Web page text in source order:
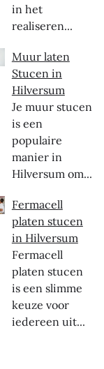
in het
realiseren...
Muur laten
Stucen in
Hilversum
Je muur stucen
is een
populaire
manier in
Hilversum om...
Fermacell
platen stucen
in Hilversum
Fermacell
platen stucen
is een slimme
keuze voor
iedereen uit...